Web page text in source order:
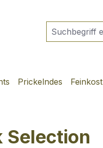
Prickelndes Feinkost
Selection